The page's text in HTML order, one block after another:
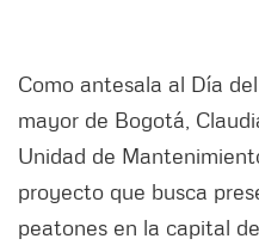
Como antesala al Día
mayor de Bogotá,
Unidad de
proyecto que busca
peatones en la capital